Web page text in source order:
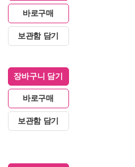
바로구매
보관함 담기
장바구니 담기
바로구매
보관함 담기